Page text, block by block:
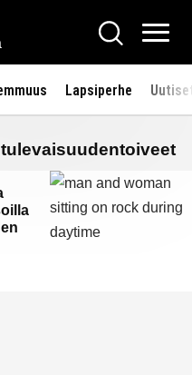
Hae
Lapsiperhe